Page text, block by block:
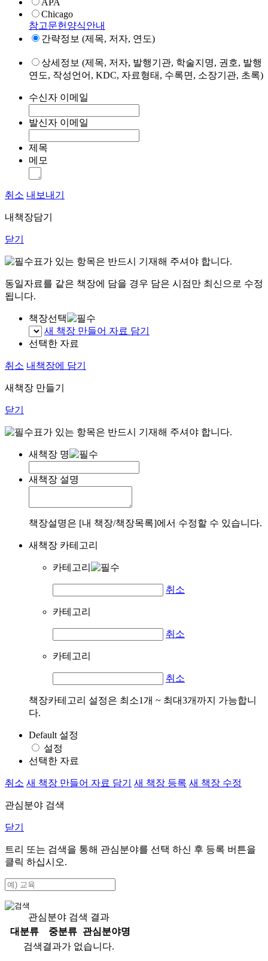
Chicago
참고문헌양식안내
간략정보 (제목, 저자, 연도)
상세정보 (제목, 저자, 발행기관, 학술지명, 권호, 발행
연도, 작성언어, KDC, 자료형태, 수록면, 소장기관, 초록)
수신자 이메일
발신자 이메일
제목
메모
취소 내보내기
내책장담기
닫기
표가 있는 항목은 반드시 기재해 주셔야 합니다.
동일자료를 같은 책장에 담을 경우 담은 시점만 최신으로 수정
됩니다.
책장선택
새 책장 만들어 자료 담기
선택한 자료
취소 내책장에 담기
새책장 만들기
닫기
표가 있는 항목은 반드시 기재해 주셔야 합니다.
새책장 명
새책장 설명
책장설명은 [내 책장/책장목록]에서 수정할 수 있습니다.
새책장 카테고리
카테고리
취소
카테고리
취소
카테고리
취소
책장카테고리 설정은 최소1개 ~ 최대3개까지 가능합니
다.
Default 설정
설정
선택한 자료
취소 새 책장 만들어 자료 담기 새 책장 등록 새 책장 수정
관심분야 검색
닫기
트리 또는 검색을 통해 관심분야를 선택 하신 후 등록 버튼을
클릭 하십시오.
관심분야 검색 결과
대분류
중분류
관심분야명
검색결과가 없습니다.